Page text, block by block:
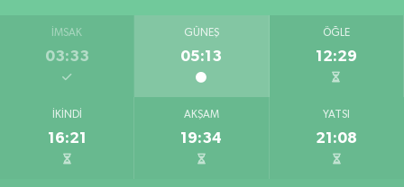
İMSAK
03:33
GÜNEŞ
05:13
ÖĞLE
12:29
İKINDI
16:21
AKŞAM
19:34
YATSI
21:08